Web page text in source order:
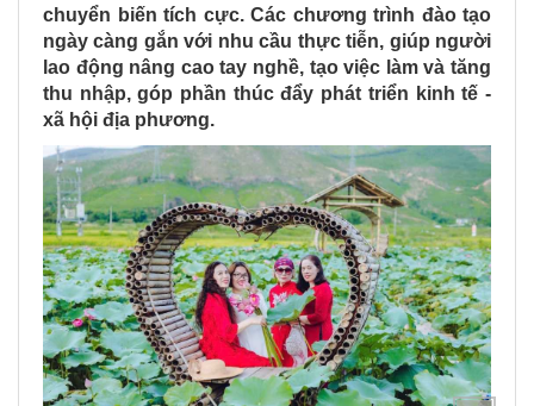
chuyển biến tích cực. Các chương trình đào tạo
ngày càng gắn với nhu cầu thực tiễn, giúp người
lao động nâng cao tay nghề, tạo việc làm và tăng
thu nhập, góp phần thúc đẩy phát triển kinh tế -
xã hội địa phương.